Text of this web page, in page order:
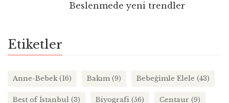
Beslenmede yeni trendler
Etiketler
Anne-Bebek(16) Bakım (9) Bebeğimle Elele (43)
Best of İstanbul (3) Biyografi (56) Centaur (9)